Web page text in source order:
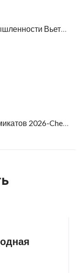
20-Я Выставка Химической Промышленности Вьетнама Международная И 22-Я Выставка Химической Промышленности Китая (Вьетнама)
Европейская Выставка Тонких Химикатов 2026-Chemspec Europe